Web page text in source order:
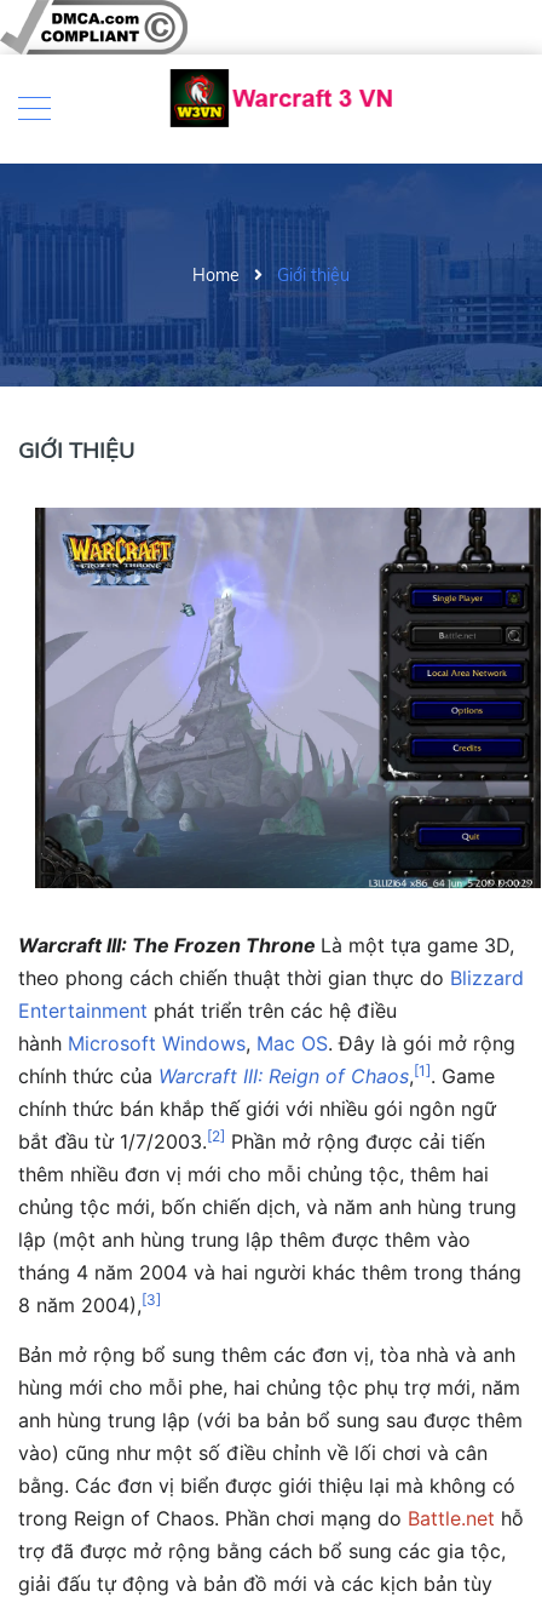
Home Giới thiệu
GIỚI THIỆU
Warcraft III: The Frozen Throne Là một tựa game 3D,
theo phong cách chiến thuật thời gian thực do Blizzard
Entertainment phát triển trên các hệ điều
hành Microsoft Windows, Mac OS. Đây là gói mở rộng
chính thức của Warcraft III: Reign of Chaos,[1]. Game
chính thức bán khắp thế giới với nhiều gói ngôn ngữ
bắt đầu từ 1/7/2003.[2] Phần mở rộng được cải tiến
thêm nhiều đơn vị mới cho mỗi chủng tộc, thêm hai
chủng tộc mới, bốn chiến dịch, và năm anh hùng trung
lập (một anh hùng trung lập thêm được thêm vào
tháng 4 năm 2004 và hai người khác thêm trong tháng
8 năm 2004),[3]
Bản mở rộng bổ sung thêm các đơn vị, tòa nhà và anh
hùng mới cho mỗi phe, hai chủng tộc phụ trợ mới, năm
anh hùng trung lập (với ba bản bổ sung sau được thêm
vào) cũng như một số điều chỉnh về lối chơi và cân
bằng. Các đơn vị biển được giới thiệu lại mà không có
trong Reign of Chaos. Phần chơi mạng do Battle.net hỗ
trợ đã được mở rộng bằng cách bổ sung các gia tộc,
giải đấu tự động và bản đồ mới và các kịch bản tùy